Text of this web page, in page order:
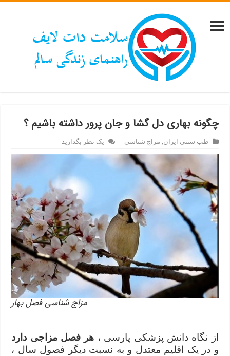
چگونه بهاری دل گشا و جان پرور داشته باشیم ؟
طب سنتی ایران, مزاج شناسی یک نظر بگذارید
مزاج شناسی فصل بهار
از نگاه دانش پزشکی پارسی ، هر فصل مزاجی دارد
و در یک اقلیم معتدل و به نسبت دیگر فصول سال ،